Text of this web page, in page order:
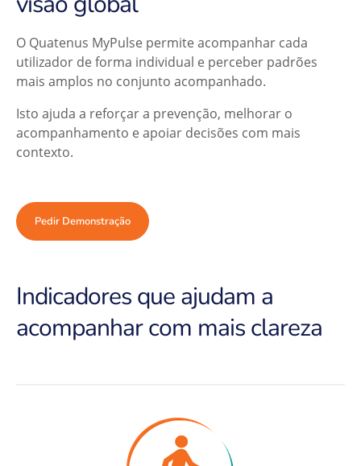
O Quatenus MyPulse permite acompanhar cada
utilizador de forma individual e perceber padrões
mais amplos no conjunto acompanhado.
Isto ajuda a reforçar a prevenção, melhorar o
acompanhamento e apoiar decisões com mais
contexto.
Pedir Demonstração
Indicadores que ajudam a
acompanhar com mais clareza